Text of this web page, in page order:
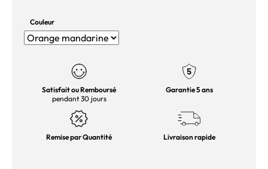
Couleur
Satisfait ou Remboursé
pendant 30 jours
Garantie 5 ans
Remise par Quantité Livraison rapide